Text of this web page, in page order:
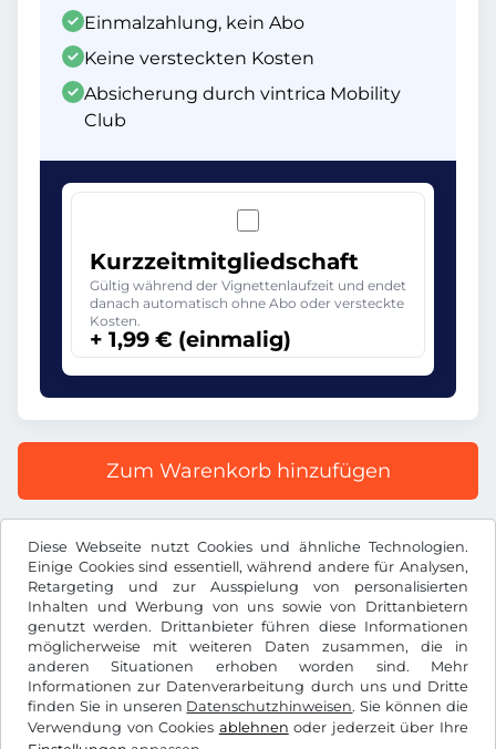
Diese Webseite nutzt Cookies und ähnliche Technologien.
Einige Cookies sind essentiell, während andere für Analysen,
Retargeting und zur Ausspielung von personalisierten
Inhalten und Werbung von uns sowie von Drittanbietern
genutzt werden. Drittanbieter führen diese Informationen
möglicherweise mit weiteren Daten zusammen, die in
anderen Situationen erhoben worden sind. Mehr
Informationen zur Datenverarbeitung durch uns und Dritte
finden Sie in unseren Datenschutzhinweisen. Sie können die
Verwendung von Cookies ablehnen oder jederzeit über Ihre
Einmalzahlung, kein Abo
Keine versteckten Kosten
Absicherung durch vintrica Mobility
Club
Kurzzeitmitgliedschaft
Gültig während der Vignettenlaufzeit und endet
danach automatisch ohne Abo oder versteckte
Kosten.
+ 1,99 € (einmalig)
Zum Warenkorb hinzufügen
Alle Preise inkl. gesetzlicher MwSt.
€EUR
Facebook Instagram